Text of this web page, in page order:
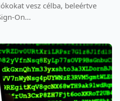
vesz célba, beleértve
On...